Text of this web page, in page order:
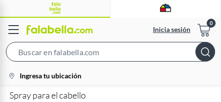
Inicia sesión
Bar
location-
icon
Ingresa tu ubicación
Spray para el cabello